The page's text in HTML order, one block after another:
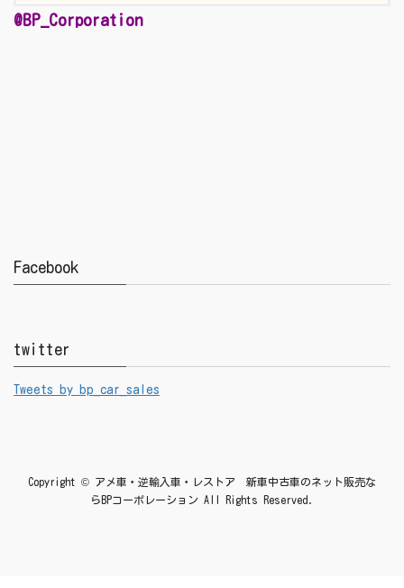
@BP_Corporation
Facebook
twitter
Tweets by bp_car_sales
Copyright © アメ車・逆輸入車・レストア 新車中古車のネット販売な
らBPコーポレーション All Rights Reserved.